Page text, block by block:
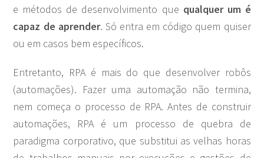
e métodos de desenvolvimento que qualquer um é
capaz de aprender. Só entra em código quem quiser
ou em casos bem específicos.
Entretanto, RPA é mais do que desenvolver robôs
(automações). Fazer uma automação não termina,
nem começa o processo de RPA. Antes de construir
automações, RPA é um processo de quebra de
paradigma corporativo, que substitui as velhas horas